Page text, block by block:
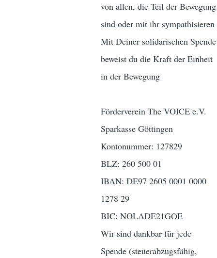
von allen, die Teil der Bewegung
sind oder mit ihr sympathisieren
Mit Deiner solidarischen Spende
beweist du die Kraft der Einheit
in der Bewegung
Förderverein The VOICE e.V.
Sparkasse Göttingen
Kontonummer: 127829
BLZ: 260 500 01
IBAN: DE97 2605 0001 0000
1278 29
BIC: NOLADE21GOE
Wir sind dankbar für jede
Spende (steuerabzugsfähig,